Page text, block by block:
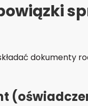
dokumenty